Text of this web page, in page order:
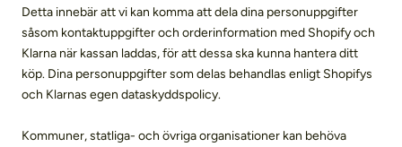
Detta innebär att vi kan komma att dela dina personuppgifter
såsom kontaktuppgifter och orderinformation med Shopify och
Klarna när kassan laddas, för att dessa ska kunna hantera ditt
köp. Dina personuppgifter som delas behandlas enligt Shopifys
och Klarnas egen dataskyddspolicy.
Kommuner, statliga- och övriga organisationer kan behöva